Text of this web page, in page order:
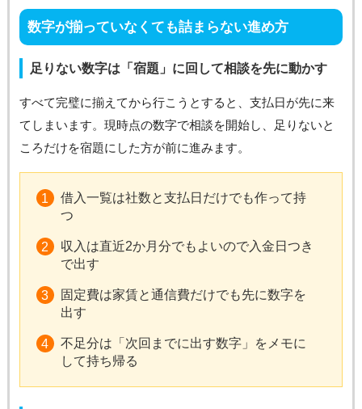
数字が揃っていなくても詰まらない進め方
足りない数字は「宿題」に回して相談を先に動かす
すべて完璧に揃えてから行こうとすると、支払日が先に来
てしまいます。現時点の数字で相談を開始し、足りないと
ころだけを宿題にした方が前に進みます。
借入一覧は社数と支払日だけでも作って持
つ
収入は直近2か月分でもよいので入金日つき
で出す
固定費は家賃と通信費だけでも先に数字を
出す
不足分は「次回までに出す数字」をメモに
して持ち帰る